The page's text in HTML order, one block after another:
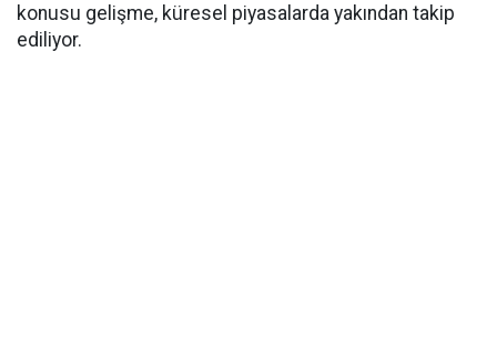
konusu gelişme, küresel piyasalarda yakından takip
ediliyor.